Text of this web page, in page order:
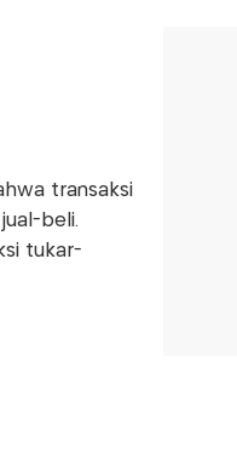
transaksi
beli.
tukar-